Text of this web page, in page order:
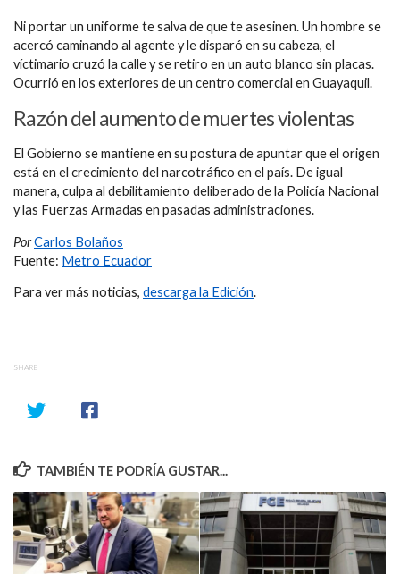
Ni portar un uniforme te salva de que te asesinen. Un hombre se
acercó caminando al agente y le disparó en su cabeza, el
víctimario cruzó la calle y se retiro en un auto blanco sin placas.
Ocurrió en los exteriores de un centro comercial en Guayaquil.
Razón del aumento de muertes violentas
El Gobierno se mantiene en su postura de apuntar que el origen
está en el crecimiento del narcotráfico en el país. De igual
manera, culpa al debilitamiento deliberado de la Policía Nacional
y las Fuerzas Armadas en pasadas administraciones.
PorCarlos Bolaños
Fuente: Metro Ecuador
Para ver más noticias, descarga la Edición.
SHARE
TAMBIÉN TE PODRÍA GUSTAR...